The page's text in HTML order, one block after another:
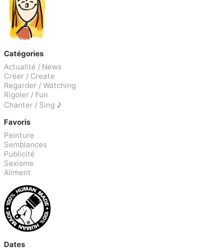
Catégories
Actualité / News
Créer / Create
Regarder / Watching
Rigoler / Fun
Chanter / Sing ♪
Favoris
Peinture
Semblances
Publicité
Sexisme
Aliment
Dates